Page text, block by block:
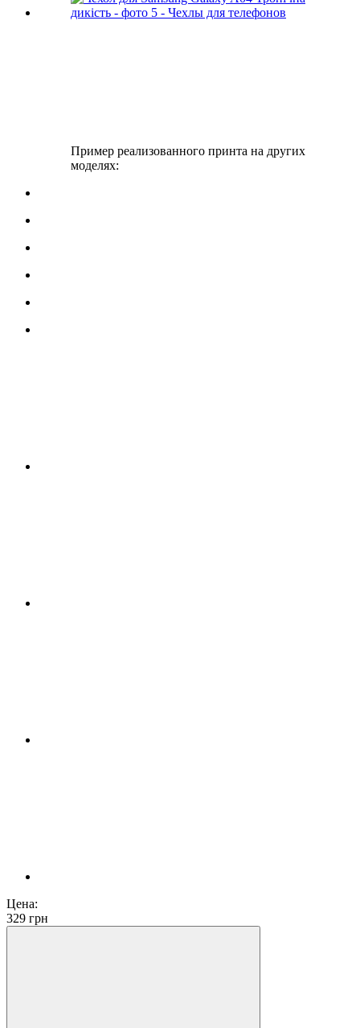
Пример реализованного принта на других
моделях:
Цена:
329 грн